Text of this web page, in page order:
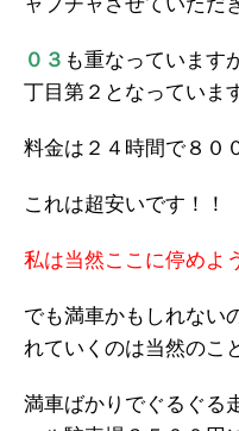
ャプチャさせていただ
０３ も重なっています
丁目第２となっていま
料金は２４時間で８０
これは超安いです！！
私は当然ここに停めよ
でも満車かもしれない
れていくのは当然のこ
満車ばかりでぐるぐる